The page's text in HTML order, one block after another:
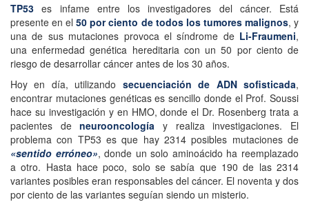
TP53 es infame entre los investigadores del cáncer. Está
presente en el50 por ciento de todos los tumores malignos, y
una de sus mutaciones provoca el síndrome de Li-Fraumeni,
una enfermedad genética hereditaria con un 50 por ciento de
riesgo de desarrollar cáncer antes de los 30 años.
Hoy en día, utilizando secuenciación de ADN sofisticada,
encontrar mutaciones genéticas es sencillo donde el Prof. Soussi
hace su investigación y en HMO, donde el Dr. Rosenberg trata a
pacientes deneurooncología y realiza investigaciones. El
problema con TP53 es que hay 2314 posibles mutaciones de
«sentido erróneo», donde un solo aminoácido ha reemplazado
a otro. Hasta hace poco, solo se sabía que 190 de las 2314
variantes posibles eran responsables del cáncer. El noventa y dos
por ciento de las variantes seguían siendo un misterio.